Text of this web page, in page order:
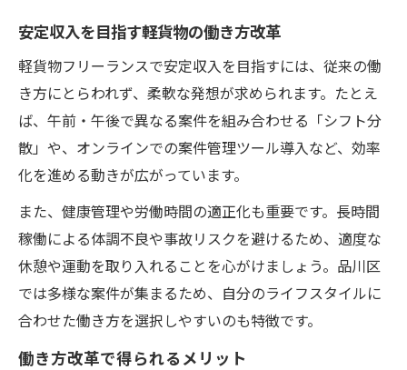
安定収入を目指す軽貨物の働き方改革
軽貨物フリーランスで安定収入を目指すには、従来の働
き方にとらわれず、柔軟な発想が求められます。たとえ
ば、午前・午後で異なる案件を組み合わせる「シフト分
散」や、オンラインでの案件管理ツール導入など、効率
化を進める動きが広がっています。
また、健康管理や労働時間の適正化も重要です。長時間
稼働による体調不良や事故リスクを避けるため、適度な
休憩や運動を取り入れることを心がけましょう。品川区
では多様な案件が集まるため、自分のライフスタイルに
合わせた働き方を選択しやすいのも特徴です。
働き方改革で得られるメリット